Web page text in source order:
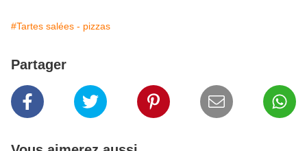
#Tartes salées - pizzas
Partager